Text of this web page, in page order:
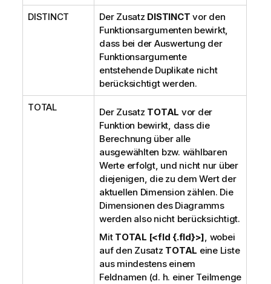
e
i
s
DISTINCT Der Zusatz DISTINCT vor den
Funktionsargumenten bewirkt,
dass bei der Auswertung der
Funktionsargumente
entstehende Duplikate nicht
berücksichtigt werden.
TOTAL Der Zusatz TOTAL vor der
Funktion bewirkt, dass die
Berechnung über alle
ausgewählten bzw. wählbaren
Werte erfolgt, und nicht nur über
diejenigen, die zu dem Wert der
aktuellen Dimension zählen. Die
Dimensionen des Diagramms
werden also nicht berücksichtigt.
Mit TOTAL [<fld {.fld}>], wobei
auf den Zusatz TOTAL eine Liste
aus mindestens einem
Feldnamen (d. h. einer Teilmenge